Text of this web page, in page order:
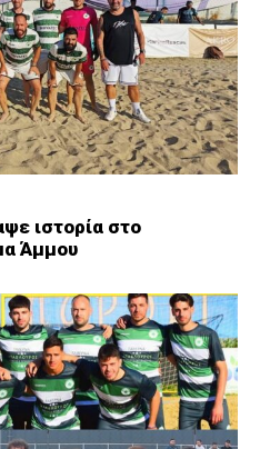
ιστορία στο
Άμμου